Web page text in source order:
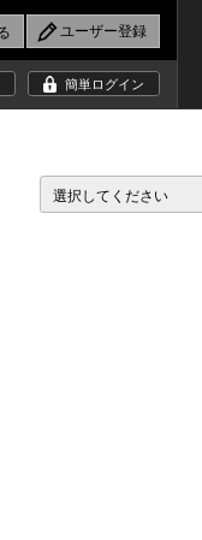
簡単ログイン
選択してください